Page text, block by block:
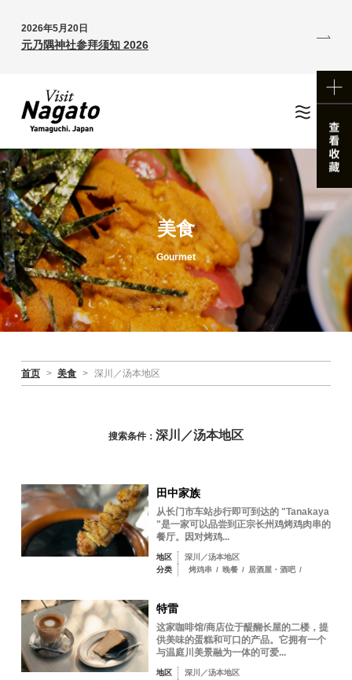
2026年5月20日
元乃隅神社参拜须知 2026
首页 > 美食 > 深川／汤本地区
美食
Gourmet
搜索条件： 深川／汤本地区
田中家族
从长门市车站步行即可到达的 "Tanakaya
"是一家可以品尝到正宗长州鸡烤鸡肉串的
餐厅。因对烤鸡...
地区
深川／汤本地区
分类
烤鸡串 / 晚餐 / 居酒屋・酒吧 /
特雷
这家咖啡馆/商店位于醍醐长屋的二楼，提
供美味的蛋糕和可口的产品。它拥有一个
与温庭川美景融为一体的可爱...
地区
深川／汤本地区